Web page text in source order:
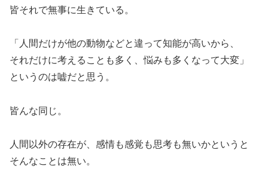
皆それで無事に生きている。
「人間だけが他の動物などと違って知能が高いから、
それだけに考えることも多く、悩みも多くなって大変」
というのは嘘だと思う。
皆んな同じ。
人間以外の存在が、感情も感覚も思考も無いかというと
そんなことは無い。